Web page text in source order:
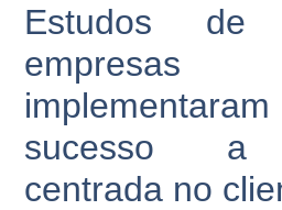
Estudos
sucesso a
centrada no